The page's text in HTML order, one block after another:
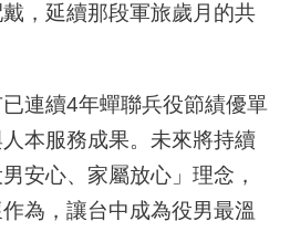
，延續那段軍旅歲月的共
連續4年蟬聯兵役節績優單
本服務成果。未來將持續
安心、家屬放心」理念，
為，讓台中成為役男最溫